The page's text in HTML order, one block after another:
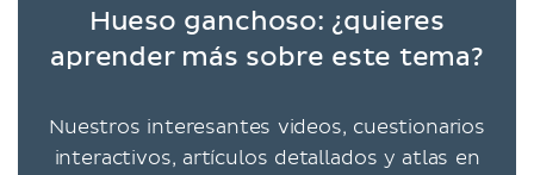
Hueso ganchoso: ¿quieres
aprender más sobre este tema?
Nuestros interesantes videos, cuestionarios
interactivos, artículos detallados y atlas en